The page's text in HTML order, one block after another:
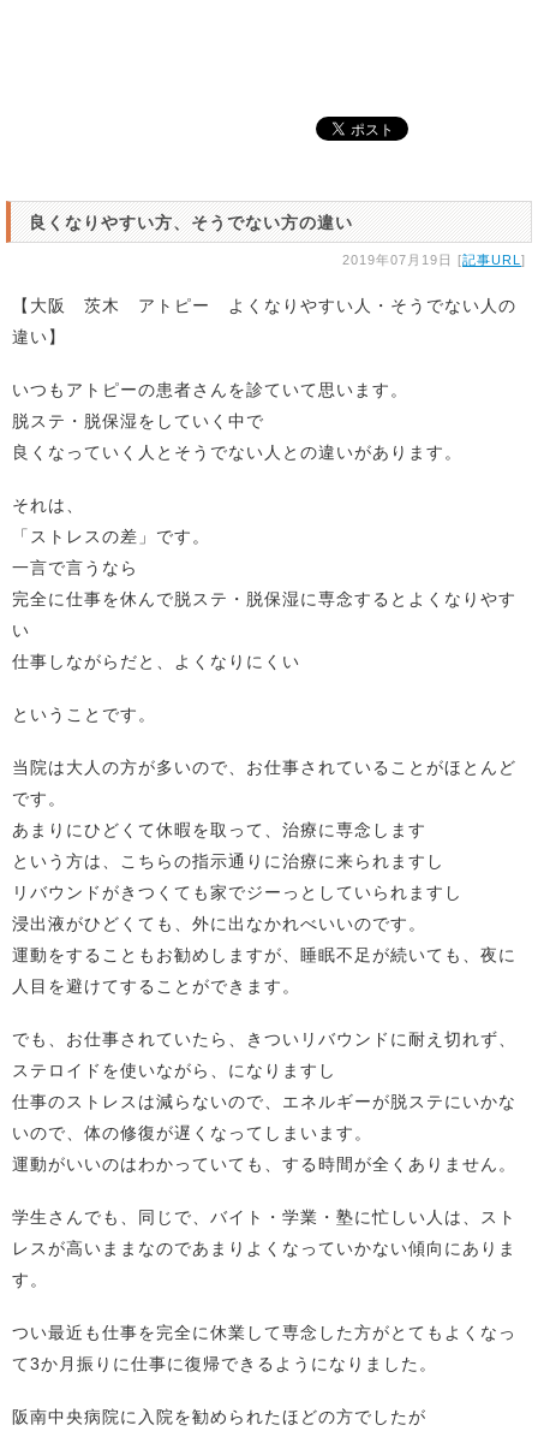
良くなりやすい方、そうでない方の違い
2019年07月19日 [記事URL ]
【大阪 茨木 アトピー よくなりやすい人・そうでない人の
違い】
いつもアトピーの患者さんを診ていて思います。
脱ステ・脱保湿をしていく中で
良くなっていく人とそうでない人との違いがあります。
それは、
「ストレスの差」です。
一言で言うなら
完全に仕事を休んで脱ステ・脱保湿に専念するとよくなりやす
い
仕事しながらだと、よくなりにくい
ということです。
当院は大人の方が多いので、お仕事されていることがほとんど
です。
あまりにひどくて休暇を取って、治療に専念します
という方は、こちらの指示通りに治療に来られますし
リバウンドがきつくても家でジーっとしていられますし
浸出液がひどくても、外に出なかれべいいのです。
運動をすることもお勧めしますが、睡眠不足が続いても、夜に
人目を避けてすることができます。
でも、お仕事されていたら、きついリバウンドに耐え切れず、
ステロイドを使いながら、になりますし
仕事のストレスは減らないので、エネルギーが脱ステにいかな
いので、体の修復が遅くなってしまいます。
運動がいいのはわかっていても、する時間が全くありません。
学生さんでも、同じで、バイト・学業・塾に忙しい人は、スト
レスが高いままなのであまりよくなっていかない傾向にありま
す。
つい最近も仕事を完全に休業して専念した方がとてもよくなっ
て3か月振りに仕事に復帰できるようになりました。
阪南中央病院に入院を勧められたほどの方でしたが